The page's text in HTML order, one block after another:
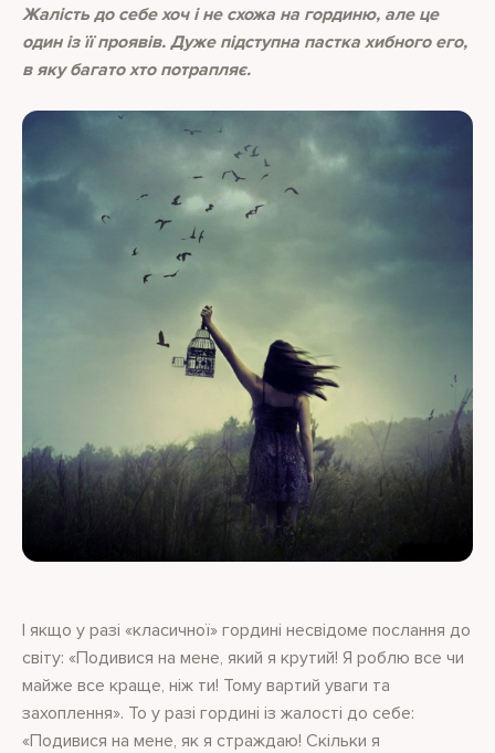
Жалість до себе хоч і не схожа на гординю, але це
один із її проявів. Дуже підступна пастка хибного его,
в яку багато хто потрапляє.
І якщо у разі «класичної» гордині несвідоме послання до
світу: «Подивися на мене, який я крутий! Я роблю все чи
майже все краще, ніж ти! Тому вартий уваги та
захоплення». То у разі гордині із жалості до себе:
«Подивися на мене, як я страждаю! Скільки я